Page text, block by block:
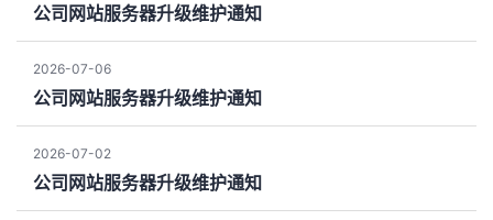
公司网站服务器升级维护通知
2026-07-06
公司网站服务器升级维护通知
2026-07-02
公司网站服务器升级维护通知